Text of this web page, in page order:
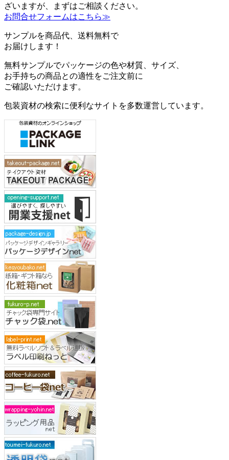
ざいますが、まずはご相談ください。
お問合せフォームはこちら≫
サンプルを商品代、送料無料で
お届けします！
無料サンプルでパッケージの色や材質、サイズ、
お手持ちの商品との適性をご注文前に
ご確認いただけます。
包装資材の検索に便利なサイトを多数運営しています。